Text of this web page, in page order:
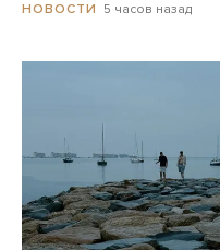
НОВОСТИ 5 часов назад